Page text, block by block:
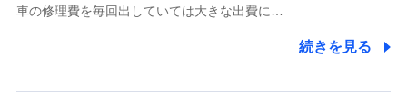
5.通話録音にて取得する情報
車の修理費を毎回出していては大きな出費に…
続きを見る